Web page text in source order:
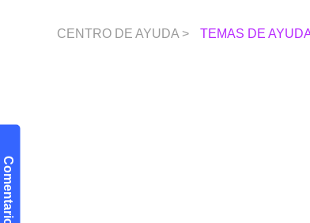
CENTRO DE AYUDA > TEMAS DE
Comentarios